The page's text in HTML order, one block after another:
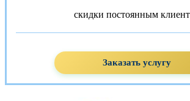
скидки постоянным
Заказать услугу